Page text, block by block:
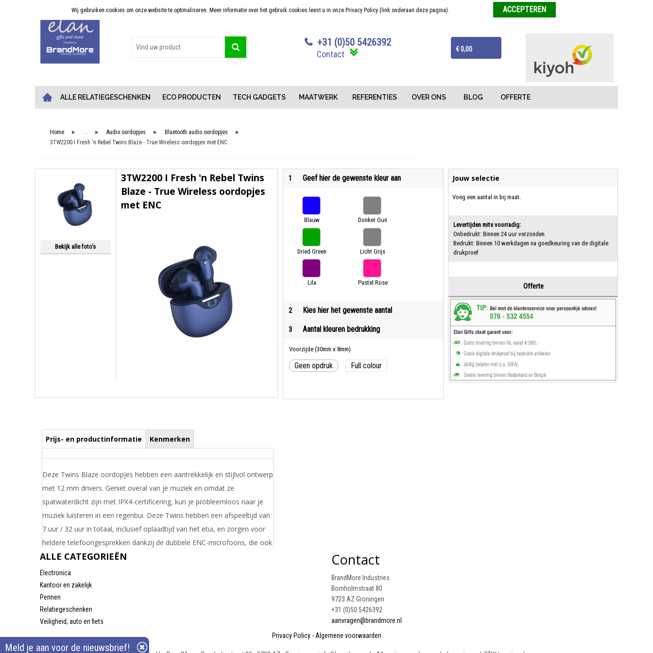
Persoonlijk advies Sterk in maatwerk Concurrerende prijzen Van tekentafel tot eindproduct
€ 0,00
+31 (0)50 5426392
Contact
ALLE RELATIEGESCHENKEN ECO PRODUCTEN TECH GADGETS MAATWERK REFERENTIES OVER ONS BLOG OFFERTE
Home ► ... ► Audio oordopjes ► Bluetooth audio oordopjes ►
3TW2200 I Fresh 'n Rebel Twins Blaze - True Wireless oordopjes met ENC
1 Geef hier de gewenste kleur aan
Blauw
Donker Gun
Metal
Dried Green Licht Grijs
Lila Pastel Rose
2 Kies hier het gewenste aantal
3 Aantal kleuren bedrukking
Voorzijde (30mm x 8mm)
Geen opdruk Full colour
Jouw selectie
Voeg een aantal in bij maat.
Levertijden mits voorradig:
Onbedrukt: Binnen 24 uur verzonden
Bedrukt: Binnen 10 werkdagen na goedkeuring van de digitale
drukproef
Offerte
Bekijk alle foto's
3TW2200 I Fresh 'n Rebel Twins
Blaze - True Wireless oordopjes
met ENC
Prijs- en productinformatie Kenmerken
Deze Twins Blaze oordopjes hebben een aantrekkelijk en stijlvol ontwerp
met 12 mm drivers. Geniet overal van je muziek en omdat ze
spatwaterdicht zijn met IPX4-certificering, kun je probleemloos naar je
muziek luisteren in een regenbui. Deze Twins hebben een afspeeltijd van
7 uur / 32 uur in totaal, inclusief oplaadtijd van het etui, en zorgen voor
heldere telefoongesprekken dankzij de dubbele ENC-microfoons, die ook
windruis elimineren. Bovendien wordt de muziek automatisch
gepauzeerd wanneer je de oordopjes uit je oor haalt. Deze
indrukwekkende combinatie van stijl, functionaliteit en lange batterijduur
maakt deze oordopjes tot echte alleskunners. Compatibel met iOS en
Android, Windows en MacOS.
Draai uw mobiel voor de Prijs informatie
Contact
BrandMore Industries
Bornholmstraat 80
9723 AZ Groningen
+31 (0)50 5426392
aanvragen@brandmore.nl
ALLE CATEGORIEËN
Electronica
Kantoor en zakelijk
Pennen
Relatiegeschenken
Veiligheid, auto en fiets
Meld je aan voor de nieuwsbrief!
Privacy Policy-Algemene voorwaarden
Wij gebruiken cookies om onze website te optimaliseren. Meer informatie over het gebruik cookies leest u in onze Privacy Policy (link onderaan deze pagina). .